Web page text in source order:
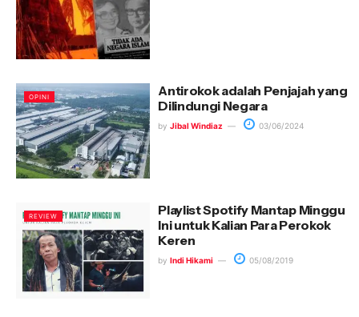
OPINI
Antirokok adalah Penjajah yang
Dilindungi Negara
by Jibal Windiaz 03/06/2024
REVIEW
Playlist Spotify Mantap Minggu
Ini untuk Kalian Para Perokok
Keren
by Indi Hikami 05/08/2019